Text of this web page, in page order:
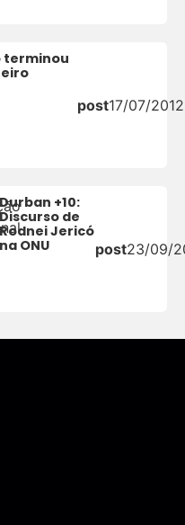
terminou
post17/07/2012
+10:
de
Jericó
na ONU
post23/09/